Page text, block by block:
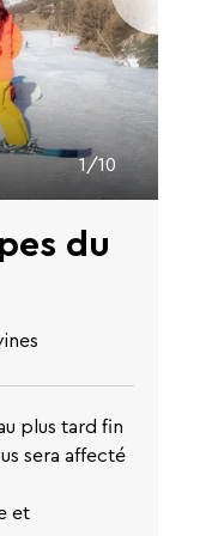
1/10
du
plus tard fin
sera affecté
et